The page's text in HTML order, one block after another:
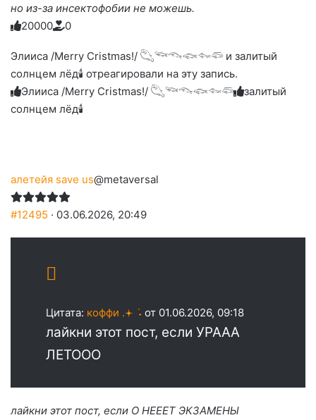
но из-за инсектофобии не можешь.
Голосуйте
вверх.
2
Нажмите
реакцию:
0
Нажмите
реакцию:
до
слез
0
Нажмите
реакцию:
0
Нажмите
реакцию:
0
Нажмите
благодарю
0
Элииса /Merry Cristmas!/ 𓆡𓆝𓆞𓆟𓆜𓆛 и залитый
солнцем лёд🕯 отреагировали на эту запись.
Элииса /Merry Cristmas!/ 𓆡𓆝𓆞𓆟𓆜𓆛
залитый
солнцем лёд🕯
алетейя save us@metaversal
#12495 · 03.06.2026, 20:49
Цитата: коффи .𖥔 ݁ ˖ от 01.06.2026, 09:18
лайкни этот пост, если УРААА
ЛЕТООО
лайкни этот пост, если О НЕЕЕТ ЭКЗАМЕНЫ